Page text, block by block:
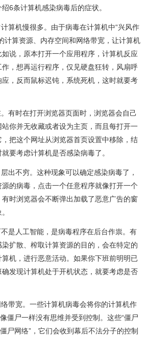
6条计算机感染病毒后的症状。
算机慢很多。由于病毒在计算机中“兴风作
计算资源、内存空间和网络带宽，让计算机
说，原本打开一个应用程序，计算机反应
，想再运行程序，仅见硬盘狂转，风扇呼
，反而鼠标迟钝，系统死机，这时就要考
有时在打开浏览器页面时，浏览器会自己
你并无收藏或者设为主页，而且每打开一
把这个网址从浏览器首页设置中移除，结
要考虑计算机是否感染病毒了。
出不穷。这种现象可以确定感染病毒了，
的病毒，点击一个任意程序就像打开一个
时浏览器会不断弹出加载了恶意广告的窗
是人工智能，是病毒程序在后台作祟。有
扩散、榨取计算资源的目的，会在特定的
机，进行恶意活动。如果你下班前明明已
发现计算机处于开机状态，就要考虑是否
带宽。一些计算机病毒会将你的计算机作
僵尸一样没有思维并受到控制。这些“僵尸
尸网络”，它们会收到幕后不法分子的控制